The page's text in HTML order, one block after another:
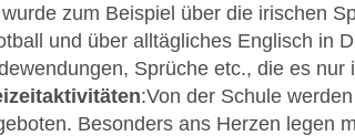
zum Beispiel über die irischen
und über alltägliches Englisch in
Sprüche etc., die es nur
:Von der Schule
Besonders ans Herzen legen